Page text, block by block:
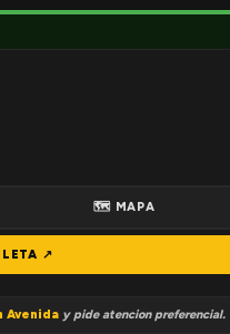
🗺 MAPA
↗
Avenida y pide atencion preferencial.